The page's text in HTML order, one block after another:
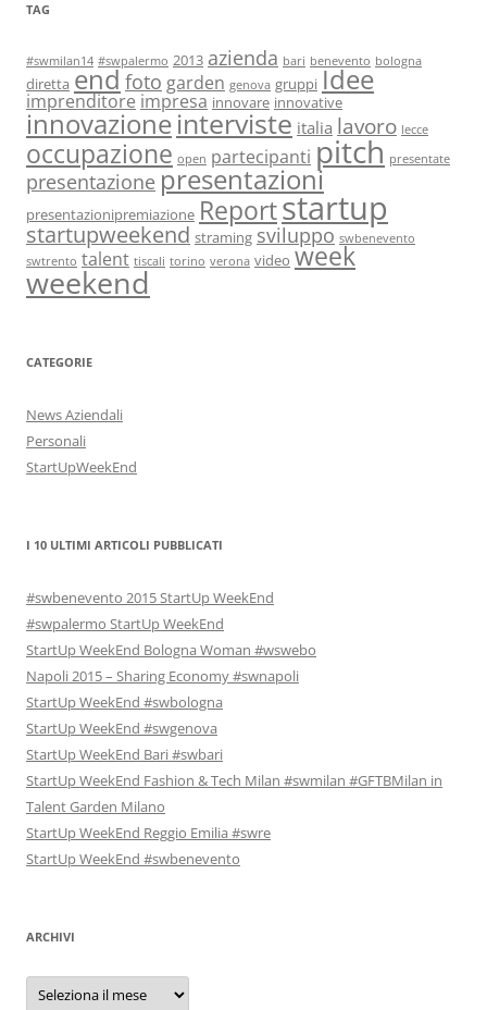
TAG
#swmilan14 #swpalermo 2013 azienda bari benevento bologna
diretta endfoto garden genova gruppi Idee
imprenditore impresa innovare innovative
innovazioneinterviste italia lavoro lecce
occupazione open partecipanti pitch presentate
presentazione presentazioni
presentazionipremiazione Reportstartup
startupweekend straming sviluppo swbenevento
swtrento talent tiscali torino verona video week
weekend
CATEGORIE
News Aziendali
Personali
StartUpWeekEnd
I 10 ULTIMI ARTICOLI PUBBLICATI
#swbenevento 2015 StartUp WeekEnd
#swpalermo StartUp WeekEnd
StartUp WeekEnd Bologna Woman #wswebo
Napoli 2015 – Sharing Economy #swnapoli
StartUp WeekEnd #swbologna
StartUp WeekEnd #swgenova
StartUp WeekEnd Bari #swbari
StartUp WeekEnd Fashion & Tech Milan #swmilan #GFTBMilan in
Talent Garden Milano
StartUp WeekEnd Reggio Emilia #swre
StartUp WeekEnd #swbenevento
ARCHIVI
Archivi